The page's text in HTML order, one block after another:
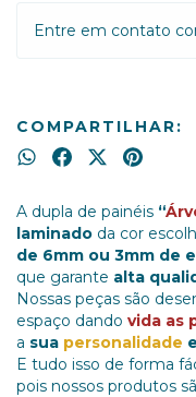
Entre em contato
COMPARTILHAR:
A dupla de painéis “
laminado da cor
de 6mm ou 3mm de
que garante alta
Nossas peças são
espaço dando vida as
a sua personalidade e
E tudo isso de forma
pois nossos produtos